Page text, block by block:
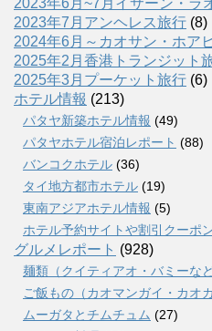
2023年6月~7月イサーン・ラ
2023年7月アンヘレス旅行 (8)
2024年6月～カオサン・ホア
2025年2月香港トランジット
2025年3月プーケット旅行 (6)
ホテル情報 (213)
パタヤ新築ホテル情報 (49)
パタヤホテル宿泊レポート (88)
バンコクホテル (36)
タイ地方都市ホテル (19)
東南アジアホテル情報 (5)
ホテル予約サイトや割引クーポ
グルメレポート (928)
麺類（クイティアオ・バミーなど
ご飯もの（カオマンガイ・カオ
ムーガタとチムチュム (27)